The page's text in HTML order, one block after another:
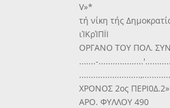
V»*
τή νίκη τής
ιΊΚρΊΠΪΙ
ΟΡΓΑΝΟ ΤΟΥ ΠΟΛ.
.......-
ΧΡΟΝΟΣ 2ος
ΑΡΟ. ΦΥΛΛΟΥ 490